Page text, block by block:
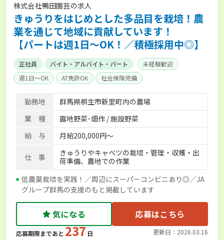
株式会社鴨田園芸の求人
きゅうりをはじめとした多品目を栽培！農
業を通じて地域に貢献しています！
【パートは週1日～OK！／積極採用中◎】
正社員 バイト・アルバイト・パート
未経験歓迎
週1日～OK
AT免許OK 社会保険完備
勤務地
群馬県桐生市新里町内の農場
業 種
露地野菜･畑作 / 施設野菜
給 与
月給200,000円～
仕 事
きゅうりやキャベツの栽培・管理・収穫・出
荷準備、農地での作業
低農薬栽培を実践！／周辺にスーパーコンビニあり◎／JA
グループ群馬の支援のもと掲載しています
気になる 応募はこちら
応募期限まであと 237 日 更新日：2026.03.16